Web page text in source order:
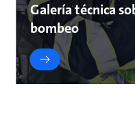
Galería técnica
bombeo